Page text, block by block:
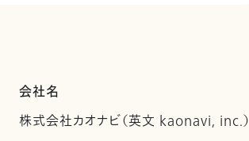
会社名
株式会社カオナビ（英文 kaonavi, inc.）